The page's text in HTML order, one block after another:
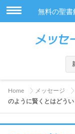
無料の聖書
Home メッセージ
のように賢くとはどうい